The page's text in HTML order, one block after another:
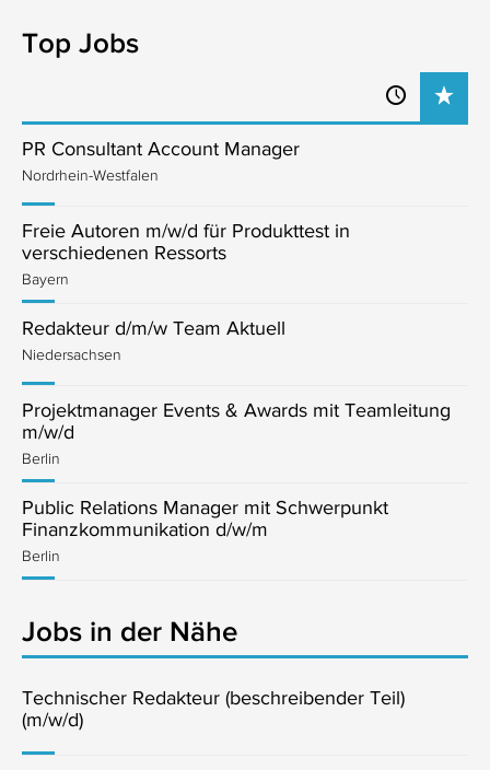
Top Jobs
PR Consultant Account Manager
Nordrhein-Westfalen
Freie Autoren m/w/d für Produkttest in
verschiedenen Ressorts
Bayern
Redakteur d/m/w Team Aktuell
Niedersachsen
Projektmanager Events & Awards mit Teamleitung
m/w/d
Berlin
Public Relations Manager mit Schwerpunkt
Finanzkommunikation d/w/m
Berlin
Jobs in der Nähe
Technischer Redakteur (beschreibender Teil)
(m/w/d)